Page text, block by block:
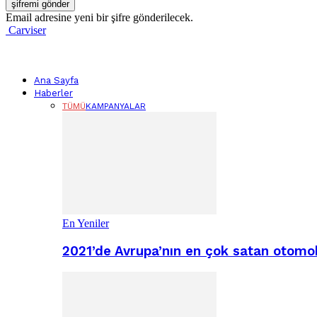
Email adresine yeni bir şifre gönderilecek.
Carviser
Ana Sayfa
Haberler
TÜMÜKAMPANYALAR
En Yeniler
2021’de Avrupa’nın en çok satan